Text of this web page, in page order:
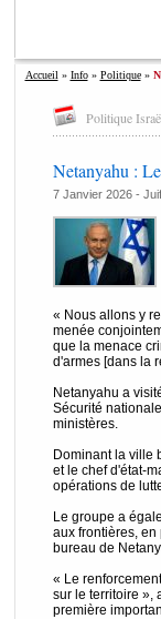
Accueil » Info» Politique»
Politique
Netanyahu :
7 Janvier 2026 -
« Nous allons y
menée
que la menace
d'armes [dans la
Netanyahu a
Sécurité
ministères.
Dominant la ville
et le chef d'état-
opérations de
Le groupe a
aux frontières,
bureau de
« Le
sur le territoire »,
première